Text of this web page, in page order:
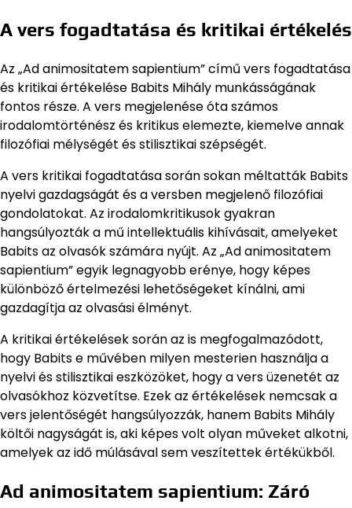
A vers fogadtatása és kritikai értékelés
Az „Ad animositatem sapientium” című vers fogadtatása
és kritikai értékelése Babits Mihály munkásságának
fontos része. A vers megjelenése óta számos
irodalomtörténész és kritikus elemezte, kiemelve annak
filozófiai mélységét és stilisztikai szépségét.
A vers kritikai fogadtatása során sokan méltatták Babits
nyelvi gazdagságát és a versben megjelenő filozófiai
gondolatokat. Az irodalomkritikusok gyakran
hangsúlyozták a mű intellektuális kihívásait, amelyeket
Babits az olvasók számára nyújt. Az „Ad animositatem
sapientium” egyik legnagyobb erénye, hogy képes
különböző értelmezési lehetőségeket kínálni, ami
gazdagítja az olvasási élményt.
A kritikai értékelések során az is megfogalmazódott,
hogy Babits e művében milyen mesterien használja a
nyelvi és stilisztikai eszközöket, hogy a vers üzenetét az
olvasókhoz közvetítse. Ezek az értékelések nemcsak a
vers jelentőségét hangsúlyozzák, hanem Babits Mihály
költői nagyságát is, aki képes volt olyan műveket alkotni,
amelyek az idő múlásával sem veszítettek értékükből.
Ad animositatem sapientium: Záró